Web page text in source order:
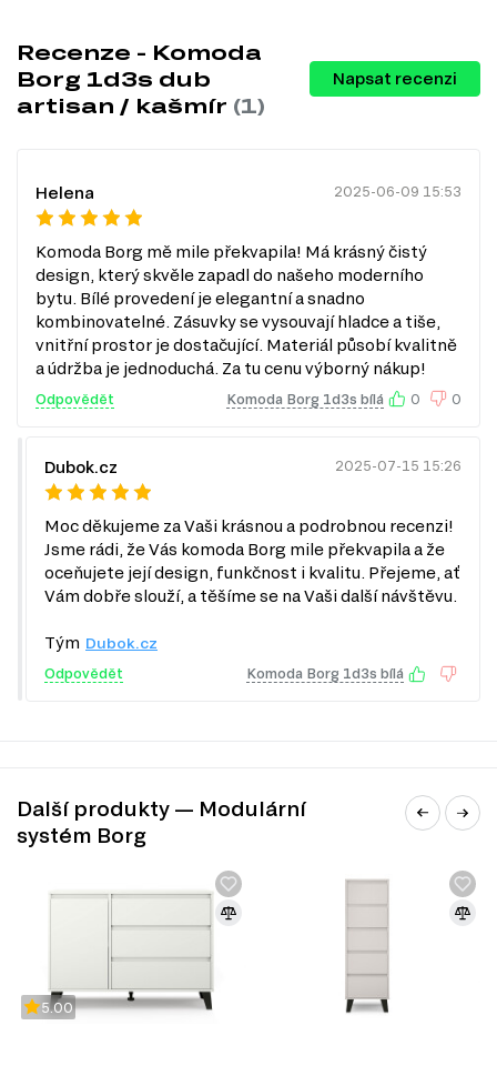
Komoda Borg 1d3s je dostupná v několika atraktivních
dekorech, což umožňuje vybrat si ten pravý pro váš
interiér:
dekor: bílý / lamella artisan
dekor: dub artisan / kašmír
dekor: bílá / kašmír
dekor: dub artisan / bílá
Charakteristiky, vlastnosti a výhody
Velikost. S šířkou 110 cm, výškou 78,4 cm a hloubkou 38,8 cm je
komoda ideální pro menší i středně velké prostory, poskytující
dostatek úložného prostoru bez zbytečného zabírání místa.
Materiál přední strany.
Dřevotříska zajišťuje pevnost a odolnost,
věcí, což usnadňuje přístup a udržování pořádku v domácnosti.
Vodítka zásuvek.Kuličková vedení plného výsuvu zaručují hladký
a tichý chod zásuvek, což přispívá k celkovému komfortu používání.
Povrchová úprava. Laminovaná úprava nejenže dodává komodě
moderní vzhled, ale také ji chrání před poškrábáním a vlhkostí, což
usnadňuje údržbu.
Materiál korpusu.Dřevotříska v korpusu komody zajišťuje stabilitu
mnoho let.
Styl.
minimalistických po klasické, a dodává prostoru elegantní vzhled.
DŘEVOTŘÍSKA
Recenze - Komoda
Borg 1d3s dub
artisan / kašmír (1)
Napsat recenzi
Helena 2025-06-09 15:53
Komoda Borg mě mile překvapila! Má krásný čistý
design, který skvěle zapadl do našeho moderního
bytu. Bílé provedení je elegantní a snadno
kombinovatelné. Zásuvky se vysouvají hladce a tiše,
vnitřní prostor je dostačující. Materiál působí kvalitně
a údržba je jednoduchá. Za tu cenu výborný nákup!
Odpovědět Komoda Borg 1d3s bílá 0 0
Dubok.cz 2025-07-15 15:26
Moc děkujeme za Vaši krásnou a podrobnou recenzi!
Jsme rádi, že Vás komoda Borg mile překvapila a že
oceňujete její design, funkčnost i kvalitu. Přejeme, ať
Vám dobře slouží, a těšíme se na Vaši další návštěvu.
Tým Dubok.cz
Odpovědět Komoda Borg 1d3s bílá
Další produkty — Modulární
systém Borg
5.00